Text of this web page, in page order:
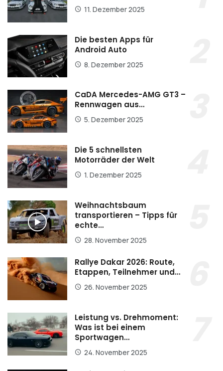
11. Dezember 2025
Die besten Apps für
Android Auto
8. Dezember 2025
CaDA Mercedes-AMG GT3 –
Rennwagen aus…
5. Dezember 2025
Die 5 schnellsten
Motorräder der Welt
1. Dezember 2025
Weihnachtsbaum
transportieren – Tipps für
echte…
28. November 2025
Rallye Dakar 2026: Route,
Etappen, Teilnehmer und…
26. November 2025
Leistung vs. Drehmoment:
Was ist bei einem
Sportwagen…
24. November 2025